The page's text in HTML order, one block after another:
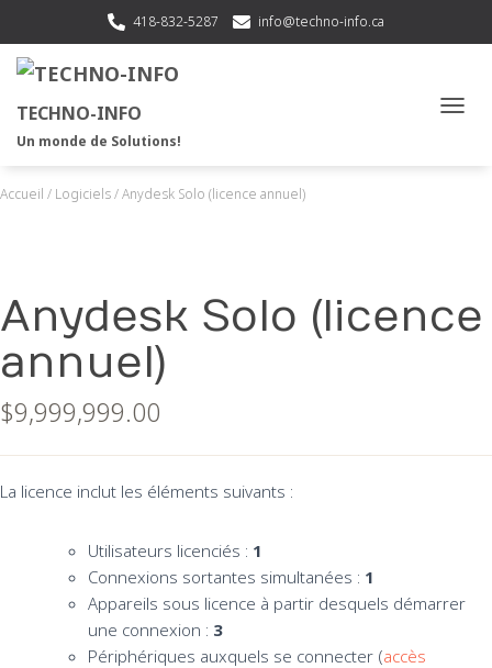
418-832-5287 info@techno-info.ca
TECHNO-INFO
Un monde de Solutions!
Accueil / Logiciels/ Anydesk Solo (licence annuel)
Anydesk Solo (licence
annuel)
$9,999,999.00
La licence inclut les éléments suivants :
Utilisateurs licenciés : 1
Connexions sortantes simultanées : 1
Appareils sous licence à partir desquels démarrer
une connexion : 3
Périphériques auxquels se connecter (accès